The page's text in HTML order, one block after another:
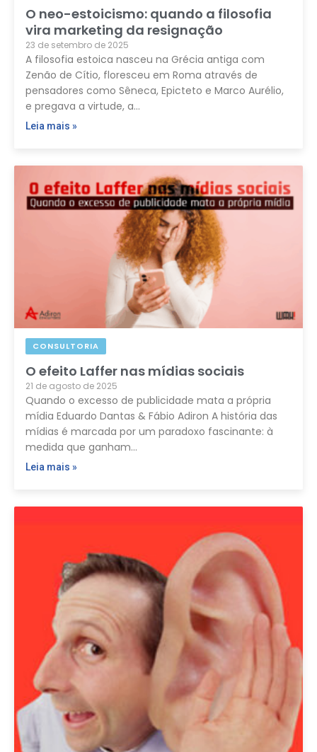
O neo-estoicismo: quando a filosofia
vira marketing da resignação
23 de setembro de 2025
A filosofia estoica nasceu na Grécia antiga com
Zenão de Cítio, floresceu em Roma através de
pensadores como Sêneca, Epicteto e Marco Aurélio,
e pregava a virtude, a…
Leia mais »
CONSULTORIA
O efeito Laffer nas mídias sociais
21 de agosto de 2025
Quando o excesso de publicidade mata a própria
mídia Eduardo Dantas & Fábio Adiron A história das
mídias é marcada por um paradoxo fascinante: à
medida que ganham…
Leia mais »